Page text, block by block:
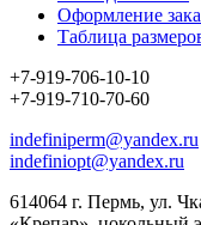
Оформление
Таблица
+7-919-706-10-10
+7-919-710-70-60
indefiniperm@yandex.ru
indefiniopt@yandex.ru
614064 г. Пермь, ул.